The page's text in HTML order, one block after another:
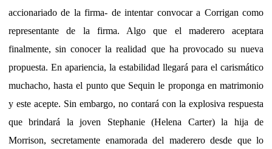
accionariado de la firma- de intentar convocar a Corrigan como
representante de la firma. Algo que el maderero aceptara
finalmente, sin conocer la realidad que ha provocado su nueva
propuesta. En apariencia, la estabilidad llegará para el carismático
muchacho, hasta el punto que Sequin le proponga en matrimonio
y este acepte. Sin embargo, no contará con la explosiva respuesta
que brindará la joven Stephanie (Helena Carter) la hija de
Morrison, secretamente enamorada del maderero desde que lo